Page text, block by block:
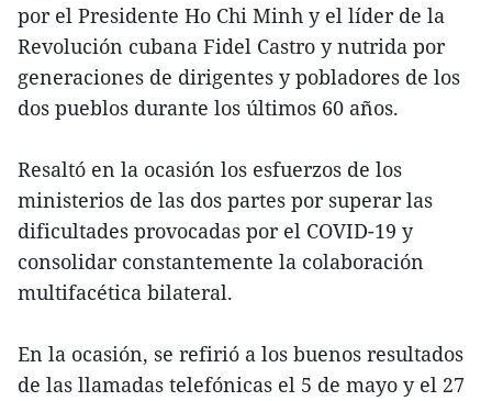
por el Presidente Ho Chi Minh y el líder de la
Revolución cubana Fidel Castro y nutrida por
generaciones de dirigentes y pobladores de los
dos pueblos durante los últimos 60 años.
Resaltó en la ocasión los esfuerzos de los
ministerios de las dos partes por superar las
dificultades provocadas por el COVID-19 y
consolidar constantemente la colaboración
multifacética bilateral.
En la ocasión, se refirió a los buenos resultados
de las llamadas telefónicas el 5 de mayo y el 27